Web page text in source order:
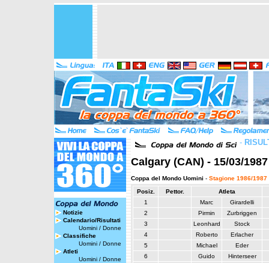
Notizie
Calendario/Risultati
Uomini / Donne
Classifiche
Uomini / Donne
Atleti
Uomini / Donne
-
Calgary (CAN) - 15/03/
Coppa del Mondo Uomini - Stagione 1986/1987
Posiz. Pettor.
Atleta
1
Marc
Girardelli
2
Pirmin
Zurbriggen
3
Leonhard
Stock
4
Roberto
Erlacher
5
Michael
Eder
6
Guido
Hinterseer